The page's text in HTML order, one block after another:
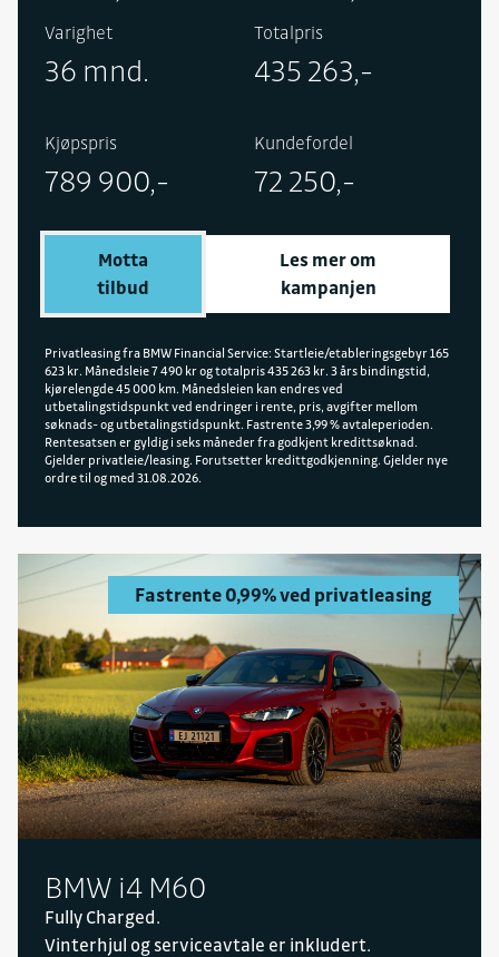
Professional, BMW Iconic Glow med adaptive LED,
multifunksjonsseter foran, BMW Digital Premium,
og bak, rattvarme og automatisk bakluke.
Varighet
36 mnd.
Totalpris
435 263,-
Kjøpspris
789 900,-
Kundefordel
72 250,-
Motta
tilbud
Les mer om
kampanjen
Privatleasing fra BMW Financial Service: Startleie/etableringsgebyr 165
623 kr. Månedsleie 7 490 kr og totalpris 435 263 kr. 3 års bindingstid,
kjørelengde 45 000 km. Månedsleien kan endres ved
utbetalingstidspunkt ved endringer i rente, pris, avgifter mellom
søknads- og utbetalingstidspunkt. Fastrente 3,99 % avtaleperioden.
Rentesatsen er gyldig i seks måneder fra godkjent kredittsøknad.
Gjelder privatleie/leasing. Forutsetter kredittgodkjenning. Gjelder nye
ordre til og med 31.08.2026.
Fastrente 0,99% ved privatleasing
BMW i4 M60
Fully Charged.
Vinterhjul og serviceavtale er inkludert.